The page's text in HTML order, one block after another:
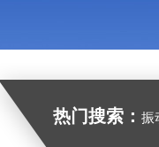
热门搜索： 振